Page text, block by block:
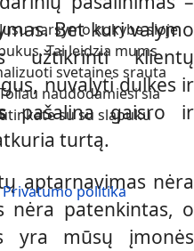
Bet kuri valymo
užtikrinti klientų
nuvalyti dulkes ir
pašalina gaisro ir
turtą.
aptarnavimas nėra
nėra patenkintas, o
yra mūsų įmonės
narsymo kokybe sioje
Tai leidzia mums
svetaines srauta
naudodamiesi sia
su su slapuku
Privatumo politika